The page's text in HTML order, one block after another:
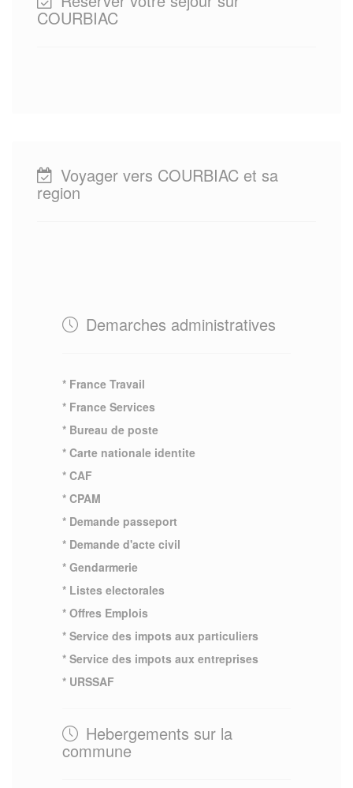
COURBIAC
Voyager vers COURBIAC et sa
region
Demarches administratives
* France Travail
* France Services
* Bureau de poste
* Carte nationale identite
* CAF
* CPAM
* Demande passeport
* Demande d'acte civil
* Gendarmerie
* Listes electorales
* Offres Emplois
* Service des impots aux particuliers
* Service des impots aux entreprises
* URSSAF
Hebergements sur la
commune